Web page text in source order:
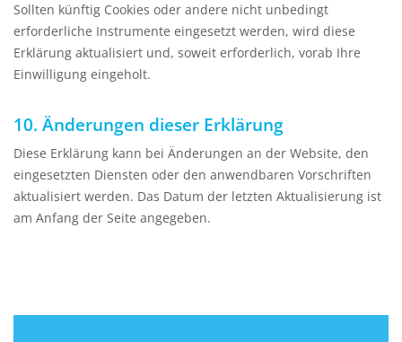
Sollten künftig Cookies oder andere nicht unbedingt
erforderliche Instrumente eingesetzt werden, wird diese
Erklärung aktualisiert und, soweit erforderlich, vorab Ihre
Einwilligung eingeholt.
10. Änderungen dieser Erklärung
Diese Erklärung kann bei Änderungen an der Website, den
eingesetzten Diensten oder den anwendbaren Vorschriften
aktualisiert werden. Das Datum der letzten Aktualisierung ist
am Anfang der Seite angegeben.